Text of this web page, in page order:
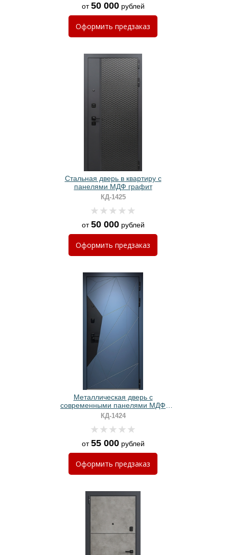
от50 000рублей
Оформить предзаказ
Стальная дверь в квартиру с
панелями МДФ графит
КД-1425
от50 000рублей
Оформить предзаказ
Металлическая дверь с
современными панелями МДФ
сине-черного цвета
КД-1424
от55 000рублей
Оформить предзаказ